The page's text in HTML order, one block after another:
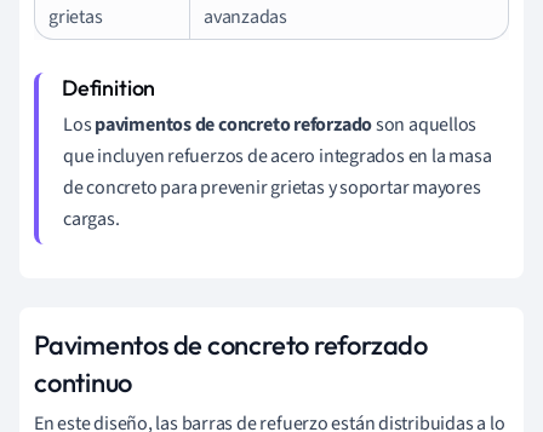
grietas
avanzadas
Lospavimentos de concreto reforzadoson aquellos
que incluyen refuerzos de acero integrados en la masa
de concreto para prevenir grietas y soportar mayores
cargas.
Pavimentos de concreto reforzado
continuo
En este diseño, las barras de refuerzo están distribuidas a lo